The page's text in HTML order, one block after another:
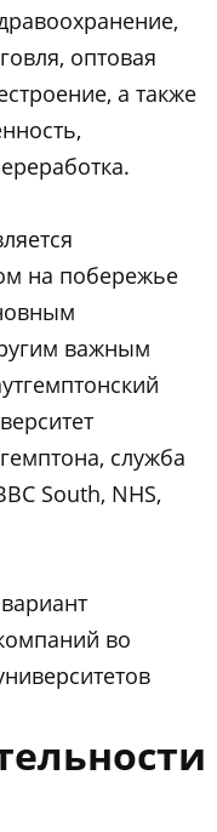
оптовая
а также
на побережье
важным
служба
South, NHS,
во